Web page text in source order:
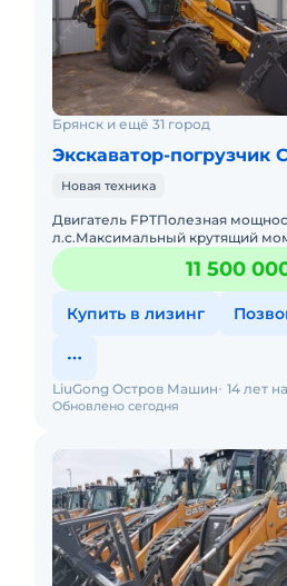
Брянск и ещё 31 город
Экскаватор-погрузчик
Новая техника
Двигатель FPTПолезная
л.с.Максимальный крутящий
объем 3,9 лТрансмиссия
приводЧисло передач вперед/
11 500
Купить в лизинг
Обновлено сегодня
LiuGong Остров Машин 14 лет